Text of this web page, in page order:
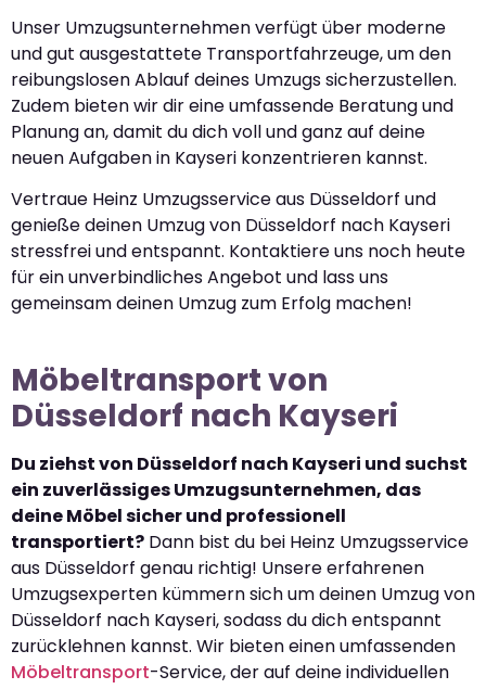
Unser Umzugsunternehmen verfügt über moderne
und gut ausgestattete Transportfahrzeuge, um den
reibungslosen Ablauf deines Umzugs sicherzustellen.
Zudem bieten wir dir eine umfassende Beratung und
Planung an, damit du dich voll und ganz auf deine
neuen Aufgaben in Kayseri konzentrieren kannst.
Vertraue Heinz Umzugsservice aus Düsseldorf und
genieße deinen Umzug von Düsseldorf nach Kayseri
stressfrei und entspannt. Kontaktiere uns noch heute
für ein unverbindliches Angebot und lass uns
gemeinsam deinen Umzug zum Erfolg machen!
Möbeltransport von
Düsseldorf nach Kayseri
Du ziehst von Düsseldorf nach Kayseri und suchst
ein zuverlässiges Umzugsunternehmen, das
deine Möbel sicher und professionell
transportiert? Dann bist du bei Heinz Umzugsservice
aus Düsseldorf genau richtig! Unsere erfahrenen
Umzugsexperten kümmern sich um deinen Umzug von
Düsseldorf nach Kayseri, sodass du dich entspannt
zurücklehnen kannst. Wir bieten einen umfassenden
Möbeltransport-Service, der auf deine individuellen